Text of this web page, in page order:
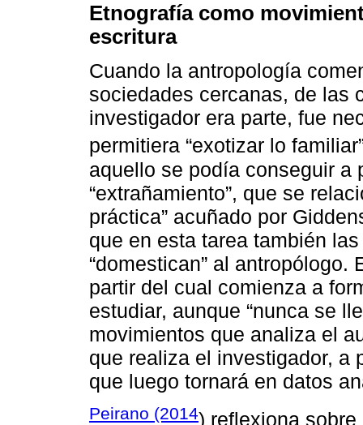
Etnografía como
escritura
Cuando la antropología
sociedades cercanas, de las
investigador era parte, fue
permitiera “exotizar lo
aquello se podía conseguir a
“extrañamiento”, que se
práctica” acuñado por
que en esta tarea también
“domestican” al
partir del cual comienza a
estudiar, aunque “nunca se
movimientos que analiza el
que realiza el investigador, a
que luego tornará en datos
Peirano (2014) reflexiona